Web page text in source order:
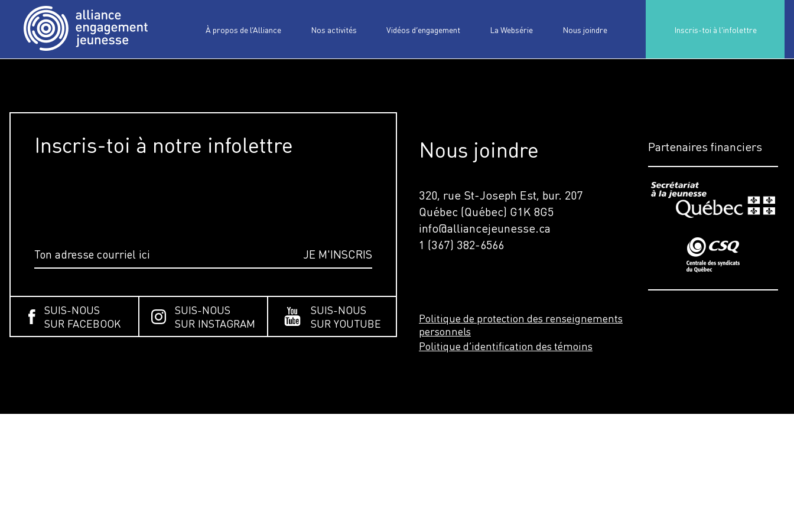
À propos de l’Alliance Nos activités Vidéos d’engagement La Websérie Nous joindre Inscris-toi à l'infolettre
Inscris-toi à notre infolettre
SUIS-NOUS
SUR FACEBOOK
SUIS-NOUS
SUR INSTAGRAM
SUIS-NOUS
SUR YOUTUBE
Nous joindre
320, rue St-Joseph Est, bur. 207
Québec (Québec) G1K 8G5
info@alliancejeunesse.ca
1 (367) 382-6566
Politique de protection des renseignements
personnels
Politique d’identification des témoins
Partenaires financiers